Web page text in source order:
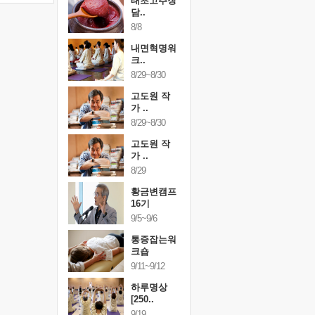
담..
8/8
내면혁명워
크..
8/29~8/30
고도원 작
가 ..
8/29~8/30
고도원 작
가 ..
8/29
황금변캠프
16기
9/5~9/6
통증잡는워
크숍
9/11~9/12
하루명상
[250..